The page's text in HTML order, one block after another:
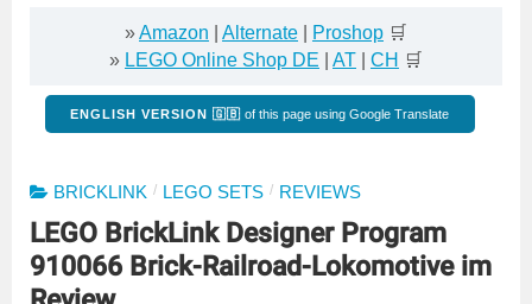
»Amazon Alternate Proshop 🛒
» LEGO Online Shop DE AT CH 🛒
ENGLISH VERSION 🇬🇧 of this page using Google Translate
BRICKLINK / LEGO SETS / REVIEWS
LEGO BrickLink Designer Program
910066 Brick-Railroad-Lokomotive im